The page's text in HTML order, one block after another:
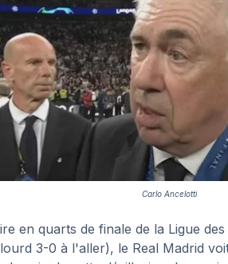
Carlo Ancelotti
en quarts de finale de la Ligue
3-0 à l'aller), le Real Madrid